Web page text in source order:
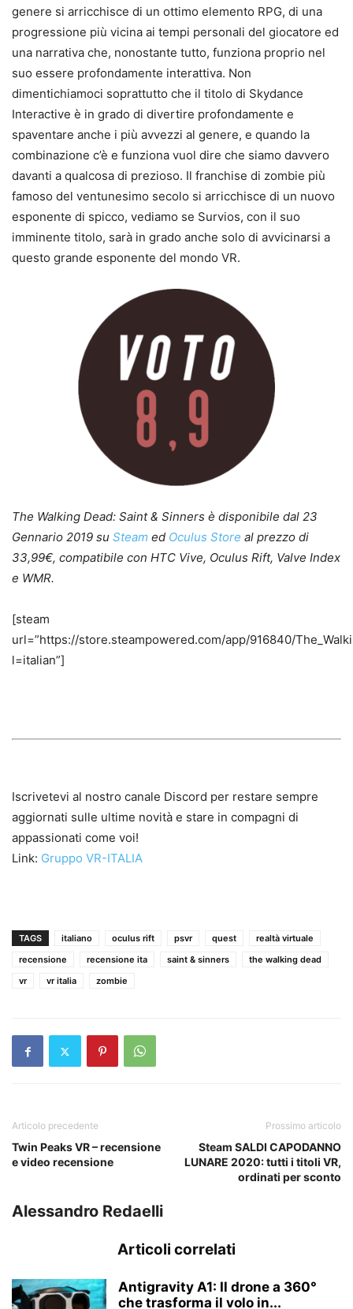
genere si arricchisce di un ottimo elemento RPG, di una
progressione più vicina ai tempi personali del giocatore ed
una narrativa che, nonostante tutto, funziona proprio nel
suo essere profondamente interattiva. Non
dimentichiamoci soprattutto che il titolo di Skydance
Interactive è in grado di divertire profondamente e
spaventare anche i più avvezzi al genere, e quando la
combinazione c’è e funziona vuol dire che siamo davvero
davanti a qualcosa di prezioso. Il franchise di zombie più
famoso del ventunesimo secolo si arricchisce di un nuovo
esponente di spicco, vediamo se Survios, con il suo
imminente titolo, sarà in grado anche solo di avvicinarsi a
questo grande esponente del mondo VR.
The Walking Dead: Saint & Sinners è disponibile dal 23
Gennario 2019 su Steam ed Oculus Store al prezzo di
33,99€, compatibile con HTC Vive, Oculus Rift, Valve Index
e WMR.
[steam
url=”https://store.steampowered.com/app/916840/
l=italian”]
Iscrivetevi al nostro canale Discord per restare sempre
aggiornati sulle ultime novità e stare in compagni di
appassionati come voi!
Link: Gruppo VR-ITALIA
TAGS italiano oculus rift psvr quest
realtà virtuale
recensione
recensione ita saint & sinners
the walking dead
vr
vr italia zombie
Articolo precedente
Twin Peaks VR – recensione
e video recensione
Prossimo articolo
Steam SALDI CAPODANNO
LUNARE 2020: tutti i titoli VR,
ordinati per sconto
Alessandro Redaelli
Articoli correlati
Antigravity A1: Il drone a 360°
che trasforma il volo in...